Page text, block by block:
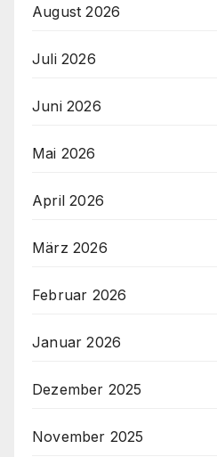
August 2026
Juli 2026
Juni 2026
Mai 2026
April 2026
März 2026
Februar 2026
Januar 2026
Dezember 2025
November 2025